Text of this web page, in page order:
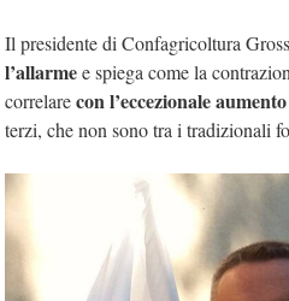
Il presidente di Confagricoltura
l’allarmee spiega come la
correlarecon l’eccezionale
terzi, che non sono tra i tradizionali